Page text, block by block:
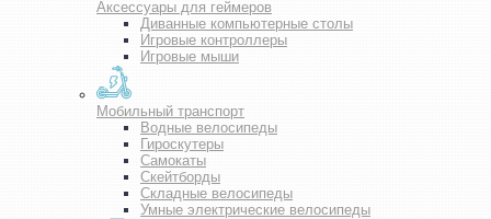
Аксессуары для геймеров
Диванные компьютерные столы
Игровые контроллеры
Игровые мыши
Мобильный транспорт
Водные велосипеды
Гироскутеры
Самокаты
Скейтборды
Складные велосипеды
Умные электрические велосипеды